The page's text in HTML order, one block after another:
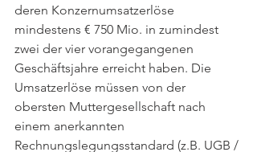
deren Konzernumsatzerlöse
mindestens € 750 Mio. in zumindest
zwei der vier vorangegangenen
Geschäftsjahre erreicht haben. Die
Umsatzerlöse müssen von der
obersten Muttergesellschaft nach
einem anerkannten
Rechnungslegungsstandard (z.B. UGB /